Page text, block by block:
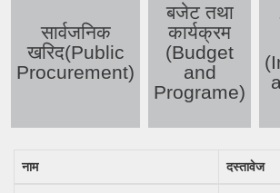
सार्वजनिक
खरिद(Public
Procurement)
बजेट तथा
कार्यक्रम
(Budget
and
Programe)
नाम दस्तावेज